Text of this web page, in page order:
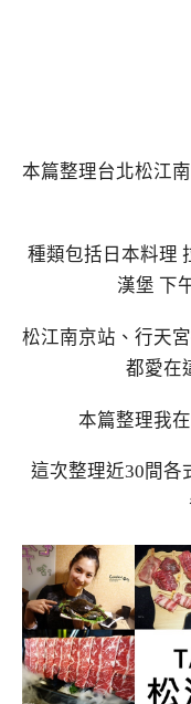
本篇整理台北松江
種類包括日本料理
漢堡 下
松江南京站、行天
都愛在
本篇整理我
這次整理近30間各